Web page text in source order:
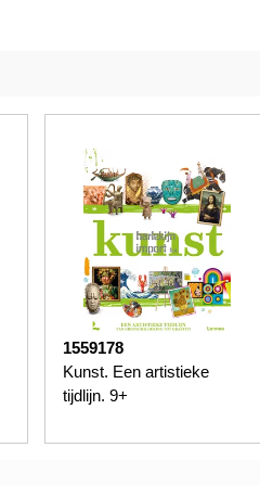
1559178
Kunst. Een artistieke
tijdlijn. 9+